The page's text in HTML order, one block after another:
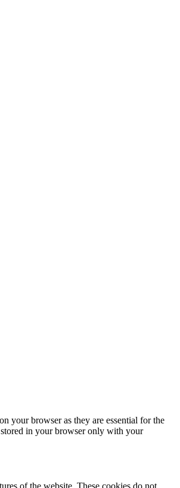
your browser as they are essential for the
in your browser only with your
of the website. These cookies do not